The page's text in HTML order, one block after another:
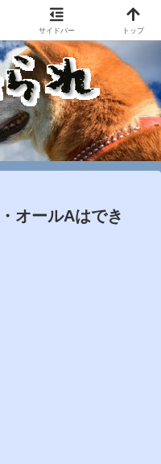
オールAはでき
サイドバー トップ